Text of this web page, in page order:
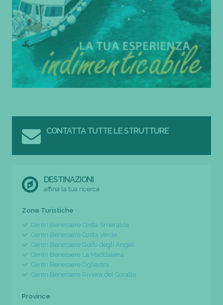
CONTATTA TUTTE LE STRUTTURE
DESTINAZIONI
affina la tua ricerca
Zone Turistiche
Centri Benessere Costa Smeralda
Centri Benessere Costa Verde
Centri Benessere Golfo degli Angeli
Centri Benessere La Maddalena
Centri Benessere Ogliastra
Centri Benessere Riviera del Corallo
Province